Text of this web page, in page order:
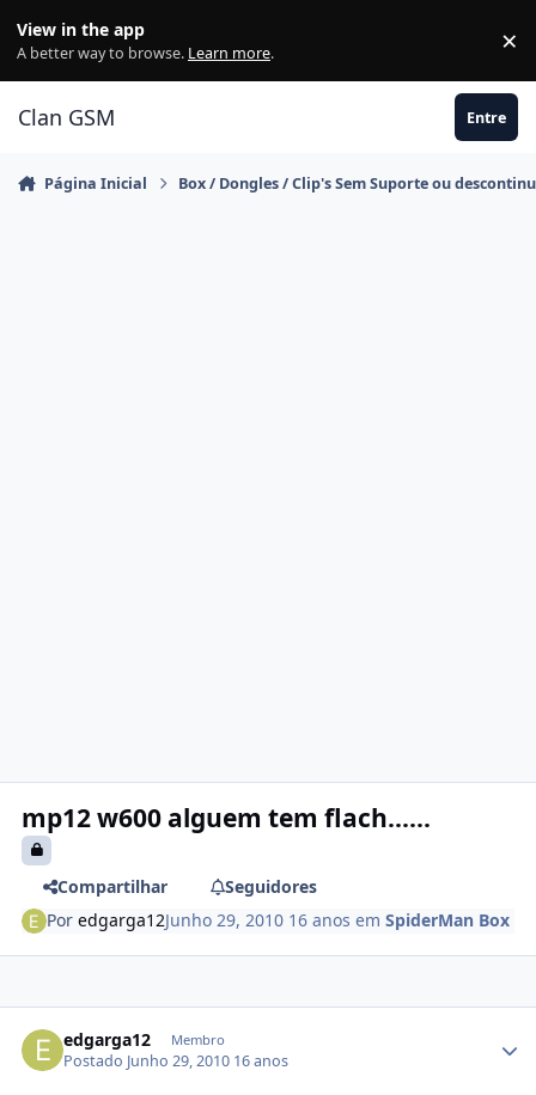
View in the app
A better way to browse. Learn more. ×
Clan GSM Entre
Página Inicial Box / Dongles / Clip's Sem Suporte ou
mp12 w600 alguem tem flach......
Compartilhar
Seguidores
Poredgarga12Junho 29, 2010 16 anos emSpiderMan Box
edgarga12 Membro
Postado Junho 29, 2010 16 anos